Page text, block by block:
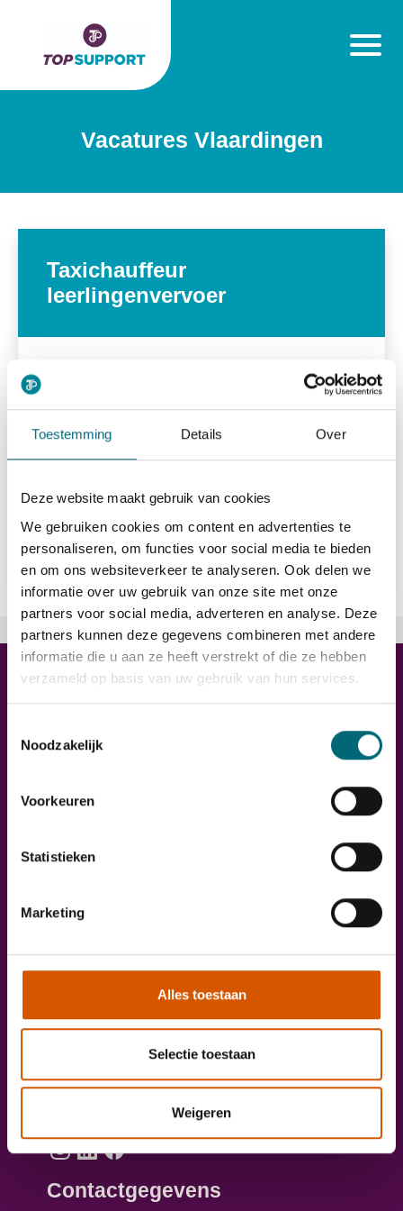
Toestemming Details Over
Deze website maakt gebruik van cookies
We gebruiken cookies om content en advertenties te
personaliseren, om functies voor social media te bieden
en om ons websiteverkeer te analyseren. Ook delen we
informatie over uw gebruik van onze site met onze
partners voor social media, adverteren en analyse. Deze
partners kunnen deze gegevens combineren met andere
informatie die u aan ze heeft verstrekt of die ze hebben
verzameld op basis van uw gebruik van hun services.
Noodzakelijk
Voorkeuren
Statistieken
Marketing
Alles toestaan
Selectie toestaan
Weigeren
Vacatures Vlaardingen
Taxichauffeur
leerlingenvervoer
directions_car
Bekijk vacature
Trainingen
Aanmelden opleiding personenvervoer
Direct solliciteren
Artikelen
Voor werkgevers
Volg ons online
Contactgegevens